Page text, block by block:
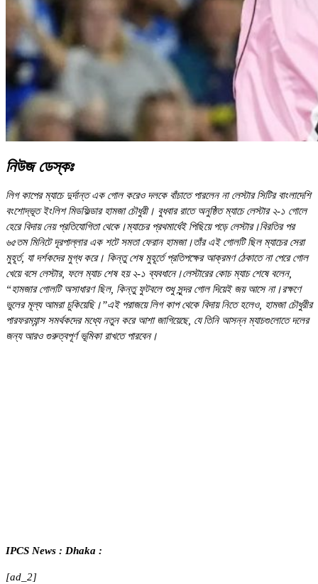
নিউজ ডেস্কঃ
লিগ কাপের ম্যাচে দুর্দান্ত এক গোল করেও দলকে বাঁচাতে পারলেন না লেস্টার সিটির বাংলাদেশি
বংশোদ্ভূত ইংলিশ মিডফিল্ডার হামজা চৌধুরী। বুধবার রাতে অনুষ্ঠিত ম্যাচে লেস্টার ২-১ গোলে
হেরে বিদায় নেয় প্রতিযোগিতা থেকে।ম্যাচের প্রথমার্ধেই পিছিয়ে পড়ে লেস্টার।বিরতির পর
৬৫তম মিনিটে দূরপাল্লার এক শটে সমতা ফেরান হামজা।তাঁর এই গোলটি ছিল ম্যাচের সেরা
মুহূর্ত, যা দর্শকদের মুগ্ধ করে। কিন্তু শেষ মুহূর্তে প্রতিপক্ষের আক্রমণ ঠেকাতে না পেরে গোল
খেয়ে বসে লেস্টার, ফলে ম্যাচ শেষ হয় ২-১ ব্যবধানে।লেস্টারের কোচ ম্যাচ শেষে বলেন,
“হামজার গোলটি অসাধারণ ছিল, কিন্তু ফুটবলে শুধু সুন্দর গোল দিয়েই জয় আসে না।রক্ষণে
ভুলের মূল্য আমরা চুকিয়েছি।”এই পরাজয়ে লিগ কাপ থেকে বিদায় নিতে হলেও, হামজা চৌধুরীর
পারফরম্যান্স সমর্থকদের মধ্যে নতুন করে আশা জাগিয়েছে, যে তিনি আসন্ন ম্যাচগুলোতে দলের
জন্য আরও গুরুত্বপূর্ণ ভূমিকা রাখতে পারবেন।
IPCS News : Dhaka :
[ad_2]